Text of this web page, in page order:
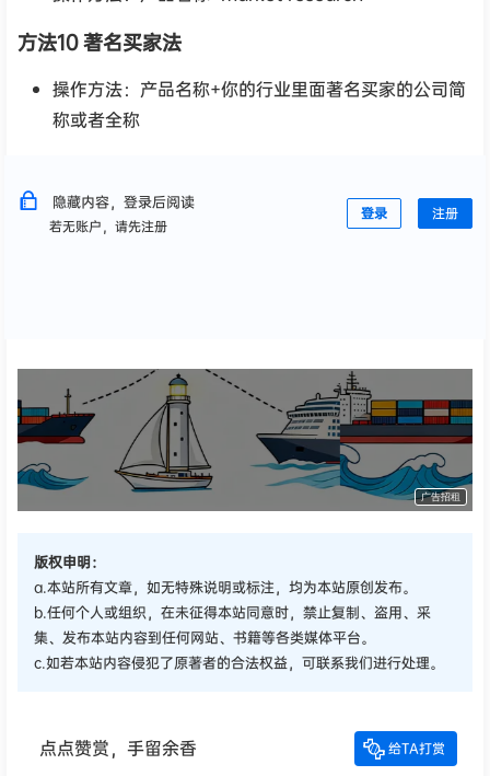
方法10 著名买家法
操作方法：产品名称+你的行业里面著名买家的公司简
称或者全称
隐藏内容，登录后阅读
若无账户，请先注册
登录 注册
广告招租
版权申明：
a.本站所有文章，如无特殊说明或标注，均为本站原创发布。
b.任何个人或组织，在未征得本站同意时，禁止复制、盗用、采
集、发布本站内容到任何网站、书籍等各类媒体平台。
c.如若本站内容侵犯了原著者的合法权益，可联系我们进行处理。
点点赞赏，手留余香 给TA打赏